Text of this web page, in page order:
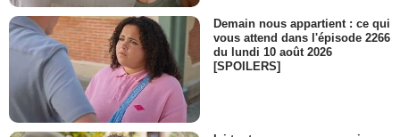
Demain nous appartient : ce qui
vous attend dans l'épisode 2266
du lundi 10 août 2026
[SPOILERS]